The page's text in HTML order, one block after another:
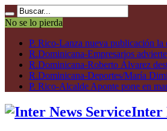
No se lo pierda
P. Rico-Lanza nueva publicación la
R.Dominicana-Empresarios
R.Dominicana-Roberto Álvarez
R.Dominicana-Deportes/María
P. Rico-Alcalde Aponte pone en
Inter